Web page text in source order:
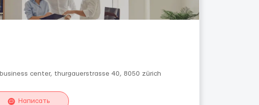
center, thurgauerstrasse 40, 8050 zürich
Написать